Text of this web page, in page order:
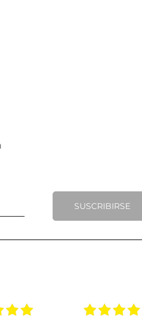
SUSCRIBIRSE